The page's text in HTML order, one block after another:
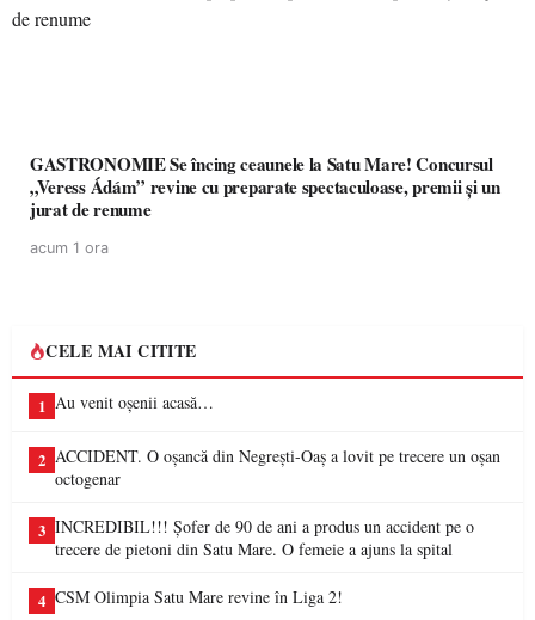
GASTRONOMIE Se încing ceaunele la Satu Mare! Concursul
„Veress Ádám” revine cu preparate spectaculoase, premii și un
jurat de renume
acum 1 ora
CELE MAI CITITE
1 Au venit oșenii acasă…
2 ACCIDENT. O oșancă din Negrești-Oaș a lovit pe trecere un oșan
octogenar
3 INCREDIBIL!!! Șofer de 90 de ani a produs un accident pe o
trecere de pietoni din Satu Mare. O femeie a ajuns la spital
4 CSM Olimpia Satu Mare revine în Liga 2!